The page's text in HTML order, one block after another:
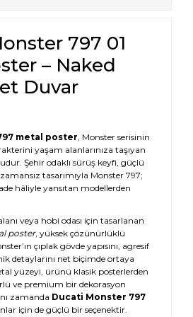
797 01
– Naked
Duvar
metal poster, Monster serisinin
yaşam alanlarınıza taşıyan
Şehir odaklı sürüş keyfi, güçlü
tasarımıyla Monster 797;
hâliyle yansıtan modellerden
veya hobi odası için tasarlanan
poster, yüksek çözünürlüklü
çıplak gövde yapısını, agresif
detaylarını net biçimde ortaya
yüzeyi, ürünü klasik posterlerden
ve premium bir dekorasyon
zamanda Ducati Monster 797
için de güçlü bir seçenektir.